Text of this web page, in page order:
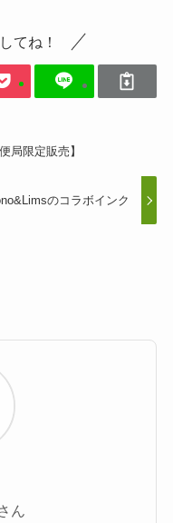
てね！
局限定販売】
のコラボインク
ん